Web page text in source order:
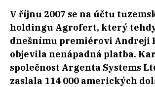
V říjnu 2007 se na účtu
holdingu Agrofert, který
dnešnímu premiérovi Andreji
objevila nenápadná platba.
společnost Argenta Systems
zaslala 114 000 amerických